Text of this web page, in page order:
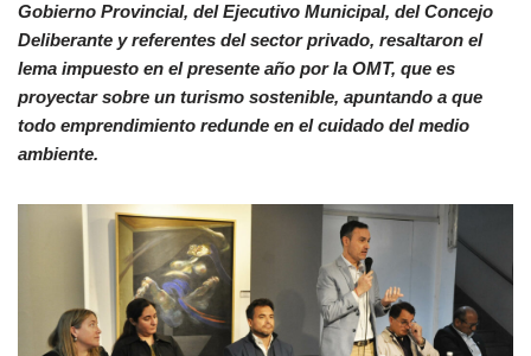
Gobierno Provincial, del Ejecutivo Municipal, del Concejo
Deliberante y referentes del sector privado, resaltaron el
lema impuesto en el presente año por la OMT, que es
proyectar sobre un turismo sostenible, apuntando a que
todo emprendimiento redunde en el cuidado del medio
ambiente.